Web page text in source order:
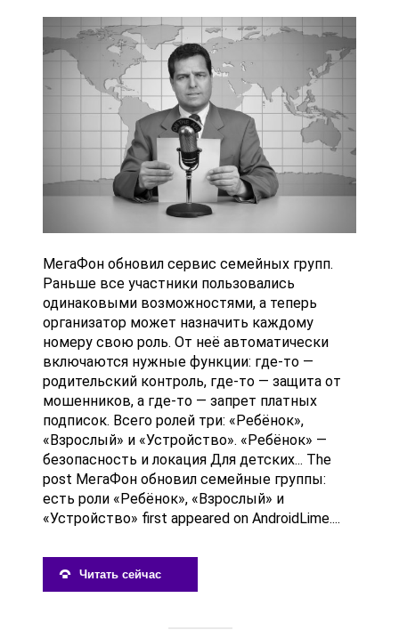
МегаФон обновил сервис семейных групп.
Раньше все участники пользовались
одинаковыми возможностями, а теперь
организатор может назначить каждому
номеру свою роль. От неё автоматически
включаются нужные функции: где-то —
родительский контроль, где-то — защита от
мошенников, а где-то — запрет платных
подписок. Всего ролей три: «Ребёнок»,
«Взрослый» и «Устройство». «Ребёнок» —
безопасность и локация Для детских... The
post МегаФон обновил семейные группы:
есть роли «Ребёнок», «Взрослый» и
«Устройство» first appeared on AndroidLime....
Читать сейчас